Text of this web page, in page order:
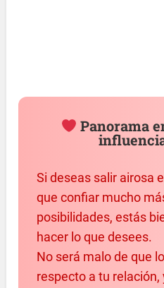
Panorama
Si deseas salir airosa
que confiar mucho
posibilidades, estás
hacer lo que desees.
No será malo de que
respecto a tu relación,